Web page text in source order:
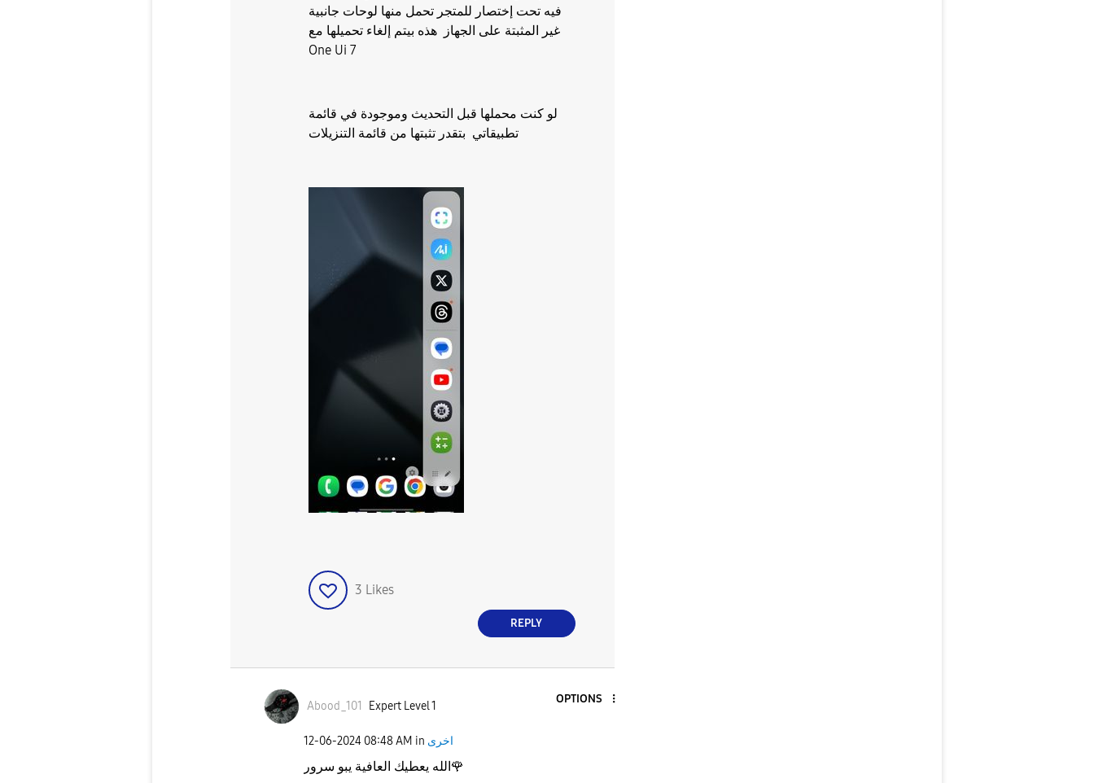
فيه تحت إختصار للمتجر تحمل منها لوحات جانبية
غير المثبتة على الجهاز هذه بيتم إلغاء تحميلها مع
One Ui 7
لو كنت محملها قبل التحديث وموجودة في قائمة
3 Likes
REPLY
Abood_101 Expert Level 1
OPTIONS
‎12-06-2024 08:48 AM in اخرى
الله يعطيك العافية يبو سرور 🌹